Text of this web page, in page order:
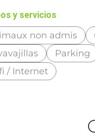
y servicios
non admis
Parking
/ Internet